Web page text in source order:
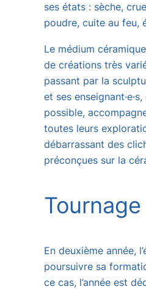
ses états : sèche,
poudre, cuite au feu,
Le médium
de créations très
passant par la
et ses
possible,
toutes leurs
débarrassant des
préconçues sur la
Tournage
En deuxième année,
poursuivre sa
ce cas, l’année est